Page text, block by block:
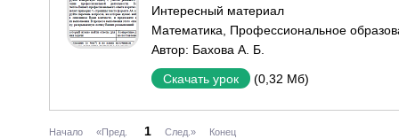
Интересный материал
Математика
Профессиональное
Автор: Бахова А. Б.
Скачать урок (0,32 Мб)
Начало «Пред. 1 След.» Конец